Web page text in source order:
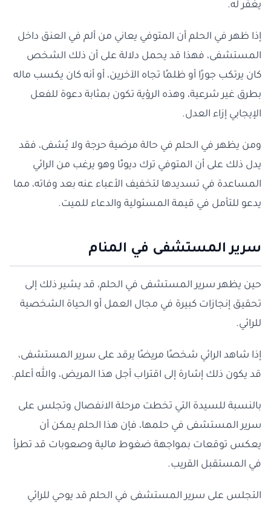
يغفر له.
إذا ظهر في الحلم أن المتوفي يعاني من ألم في العنق داخل
المستشفى، فهذا قد يحمل دلالة على أن ذلك الشخص
كان يرتكب جورًا أو ظلمًا تجاه الآخرين، أو أنه كان يكسب ماله
بطرق غير شرعية، وهذه الرؤية تكون بمثابة دعوة للفعل
الإيجابي إزاء العدل.
ومن يظهر في الحلم في حالة مرضية حرجة ولا يُشفى، فقد
يدل ذلك على أن المتوفي ترك ديونًا وهو يرغب من الرائي
المساعدة في تسديدها لتخفيف الأعباء عنه بعد وفاته، مما
يدعو للتأمل في قيمة المسئولية والدعاء للميت.
سرير المستشفى في المنام
حين يظهر سرير المستشفى في الحلم، قد يشير ذلك إلى
تحقيق إنجازات كبيرة في مجال العمل أو الحياة الشخصية
للرائي.
إذا شاهد الرائي شخصًا مريضًا يرقد على سرير المستشفى،
قد يكون ذلك إشارة إلى اقتراب أجل هذا المريض، والله أعلم.
بالنسبة للسيدة التي تخطت مرحلة الانفصال وتجلس على
سرير المستشفى في حلمها، فإن هذا الحلم يمكن أن
يعكس توقعات بمواجهة ضغوط مالية وصعوبات قد تطرأ
في المستقبل القريب.
التجلس على سرير المستشفى في الحلم قد يوحي للرائي